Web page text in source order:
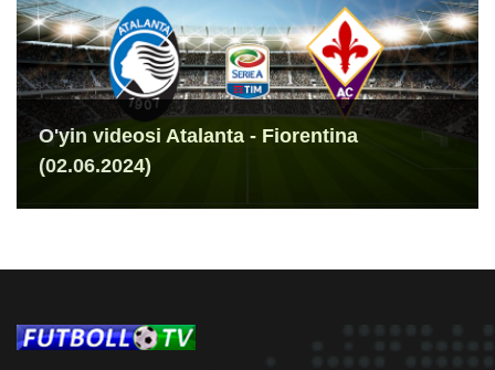
O'yin videosi Atalanta - Fiorentina
(02.06.2024)